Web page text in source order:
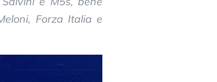
Forza Italia e